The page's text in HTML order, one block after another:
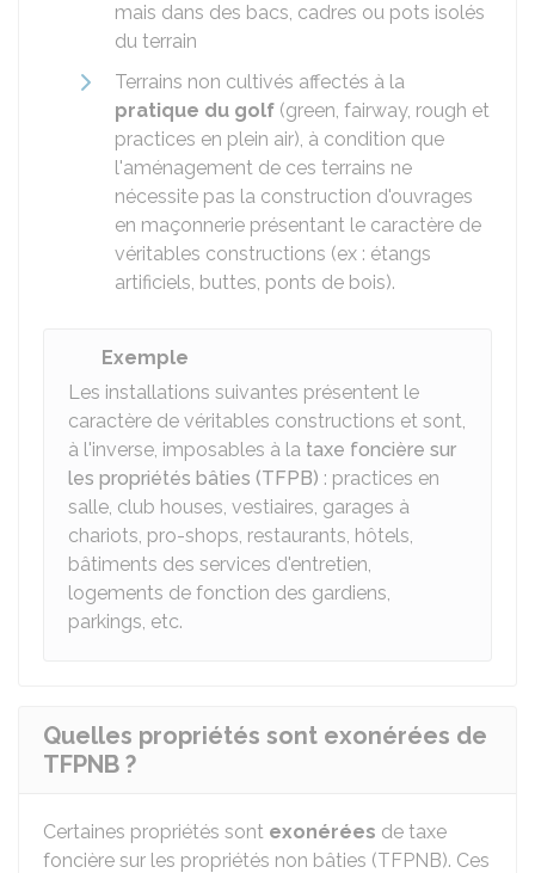
mais dans des bacs, cadres ou pots isolés
du terrain
Terrains non cultivés affectés à la
pratique du golf (green, fairway, rough et
practices en plein air), à condition que
l'aménagement de ces terrains ne
nécessite pas la construction d'ouvrages
en maçonnerie présentant le caractère de
véritables constructions (ex : étangs
artificiels, buttes, ponts de bois).
Exemple
Les installations suivantes présentent le
caractère de véritables constructions et sont,
à l'inverse, imposables à la taxe foncière sur
les propriétés bâties (TFPB) : practices en
salle, club houses, vestiaires, garages à
chariots, pro-shops, restaurants, hôtels,
bâtiments des services d'entretien,
logements de fonction des gardiens,
parkings, etc.
Quelles propriétés sont exonérées de
TFPNB ?
Certaines propriétés sont exonérées de taxe
foncière sur les propriétés non bâties (TFPNB). Ces